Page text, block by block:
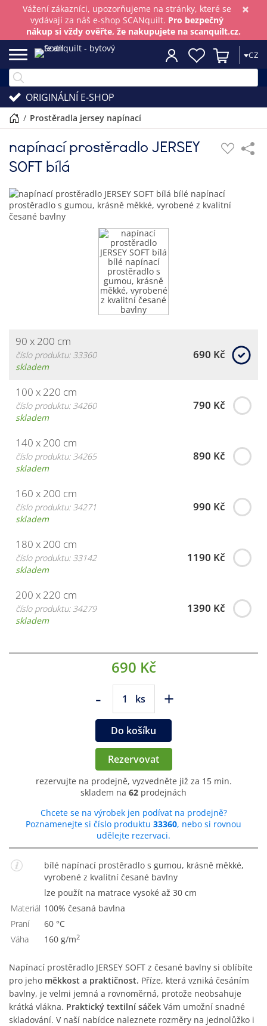
×
Vážení zákazníci, upozorňujeme na stránky, které se
vydávají za náš e-shop SCANquilt. Pro bezpečný
nákup si vždy ověřte, že nakupujete na scanquilt.cz.
CZ
ORIGINÁLNÍ E-SHOP
/ prostěradla jersey napínací
napínací prostěradlo JERSEY
SOFT bílá
90 x 200 cm
číslo produktu: 33360
skladem
690 Kč
100 x 220 cm
číslo produktu: 34260
skladem
790 Kč
140 x 200 cm
číslo produktu: 34265
skladem
890 Kč
160 x 200 cm
číslo produktu: 34271
skladem
990 Kč
180 x 200 cm
číslo produktu: 33142
skladem
1190 Kč
200 x 220 cm
číslo produktu: 34279
skladem
1390 Kč
690 Kč
- ks +
Do košíku
Rezervovat
rezervujte na prodejně, vyzvedněte již za 15 min.
skladem na 62 prodejnách
Chcete se na výrobek jen podívat na prodejně?
Poznamenejte si číslo produktu 33360, nebo si rovnou
udělejte rezervaci.
bílé napínací prostěradlo s gumou, krásně měkké,
vyrobené z kvalitní česané bavlny
lze použít na matrace vysoké až 30 cm
Materiál
100% česaná bavlna
Praní
60 °C
Váha
160 g/m2
Napínací prostěradlo JERSEY SOFT z česané bavlny si oblíbíte
pro jeho měkkost a praktičnost. Příze, která vzniká česáním
bavlny, je velmi jemná a rovnoměrná, protože neobsahuje
krátká vlákna. Praktický textilní sáček Vám umožní snadné
skladování. V naší nabídce naleznete rozměry na jednolůžko i